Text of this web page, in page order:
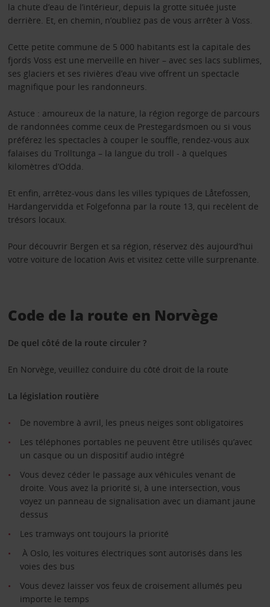
la chute d’eau de l’intérieur, depuis la grotte située juste
derrière. Et, en chemin, n’oubliez pas de vous arrêter à Voss.
Cette petite commune de 5 000 habitants est la capitale des
fjords Voss est une merveille en hiver – avec ses lacs sublimes,
ses glaciers et ses rivières d’eau vive offrent un spectacle
magnifique pour les randonneurs.
Astuce : amoureux de la nature, la région regorge de parcours
de randonnées comme ceux de Prestegardsmoen ou si vous
préférez les spectacles à couper le souffle, rendez-vous aux
falaises du Trolltunga – la langue du troll - à quelques
kilomètres d’Odda.
Et enfin, arrêtez-vous dans les villes typiques de Låtefossen,
Hardangervidda et Folgefonna par la route 13, qui recèlent de
trésors locaux.
Pour découvrir Bergen et sa région, réservez dès aujourd’hui
votre voiture de location Avis et visitez cette ville surprenante.
Code de la route en Norvège
De quel côté de la route circuler ?
En Norvège, veuillez conduire du côté droit de la route
La législation routière
De novembre à avril, les pneus neiges sont obligatoires
Les téléphones portables ne peuvent être utilisés qu’avec
un casque ou un dispositif audio intégré
Vous devez céder le passage aux véhicules venant de
droite. Vous avez la priorité si, à une intersection, vous
voyez un panneau de signalisation avec un diamant jaune
dessus
Les tramways ont toujours la priorité
À Oslo, les voitures électriques sont autorisés dans les
voies des bus
Vous devez laisser vos feux de croisement allumés peu
importe le temps